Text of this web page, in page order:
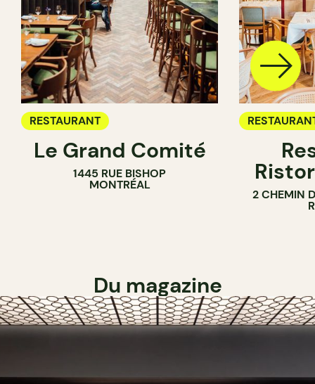
RESTAURANT
Le Grand Comité
1445 RUE BISHOP
MONTRÉAL
2 CHEMIN
Du magazine